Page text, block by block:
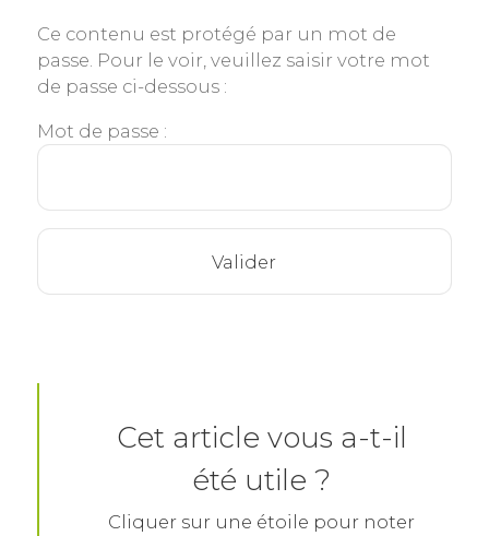
Ce contenu est protégé par un mot de
passe. Pour le voir, veuillez saisir votre mot
de passe ci-dessous :
Mot de passe :
Cet article vous a-t-il
été utile ?
Cliquer sur une étoile pour noter